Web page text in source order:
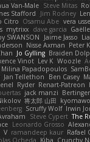
Van-Male Steve Mitas
Stafford Jim Rodney
Citro Osamu Abe vera
mytrixx dave garcia
SWANSON Jaime Jasso
Nisse Axman Peter
Jo Gylling Braiden
Vinot Lev K Woozle
Milina Papadopoulos
Jan Tellethon Ben Casey
Ryder Renart-Patreon
jack manzi Bertinger
将太郎 山田
Scruffy Wolf Irwin
Steve Cypert The
Leonardo Grosso
V ramandeep kaur Rafael
Ocheda Kiba Crunchy